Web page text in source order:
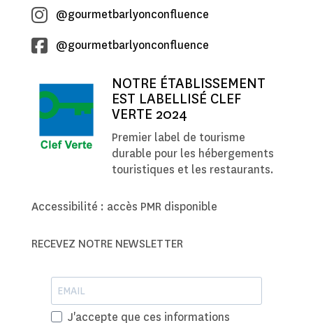
@gourmetbarlyonconfluence
@gourmetbarlyonconfluence
NOTRE ÉTABLISSEMENT
EST LABELLISÉ CLEF
VERTE 2024
Premier label de tourisme
durable pour les hébergements
touristiques et les restaurants.
Accessibilité : accès PMR disponible
RECEVEZ NOTRE NEWSLETTER
J'accepte que ces informations